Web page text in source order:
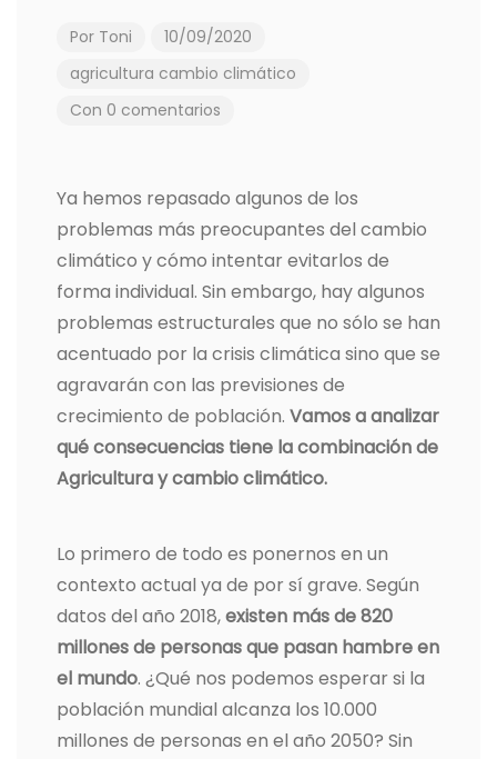
Por Toni
10/09/2020
agricultura cambio climático
Con 0 comentarios
Ya hemos repasado algunos de los
problemas más preocupantes del cambio
climático y cómo intentar evitarlos de
forma individual. Sin embargo, hay algunos
problemas estructurales que no sólo se han
acentuado por la crisis climática sino que se
agravarán con las previsiones de
crecimiento de población. Vamos a analizar
qué consecuencias tiene la combinación de
Agricultura y cambio climático.
Lo primero de todo es ponernos en un
contexto actual ya de por sí grave. Según
datos del año 2018,existen más de 820
millones de personas que pasan hambre en
el mundo. ¿Qué nos podemos esperar si la
población mundial alcanza los 10.000
millones de personas en el año 2050? Sin